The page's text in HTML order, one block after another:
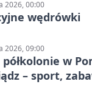
2026, 00:00
wędrówki
2026, 09:00
w
– sport,